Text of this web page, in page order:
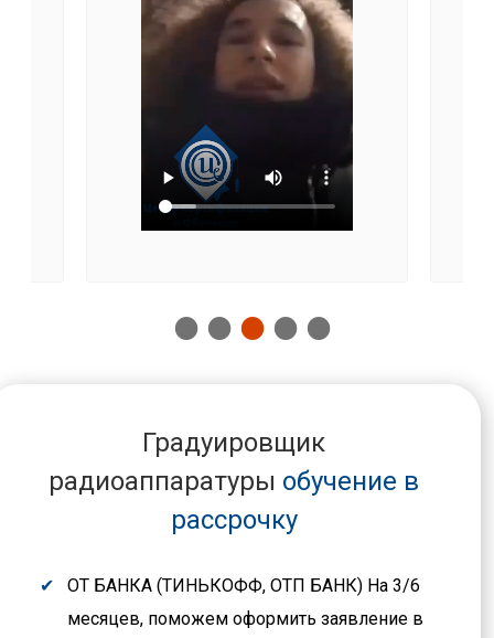
Градуировщик
радиоаппаратуры обучение в
рассрочку
ОТ БАНКА (ТИНЬКОФФ, ОТП БАНК) На 3/6
месяцев, поможем оформить заявление в